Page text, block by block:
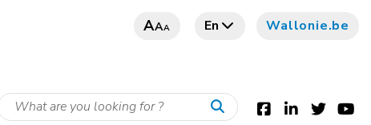
AAA En Wallonie.be